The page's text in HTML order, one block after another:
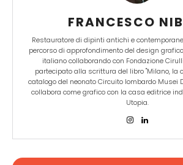
FRANCESCO
Restauratore di dipinti antichi e
percorso di approfondimento del design grafico
italiano collaborando con Fondazione
partecipato alla scrittura del libro "Milano, la
catalogo del neonato Circuito lombardo Musei
collabora come grafico con la casa editrice
Utopia.